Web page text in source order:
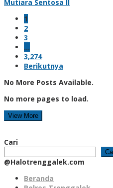
Mutiara Sentosa II
1
2
3
…
3,274
Berikutnya
No More Posts Available.
No more pages to load.
View More
Cari
@Halotrenggalek.com
Beranda